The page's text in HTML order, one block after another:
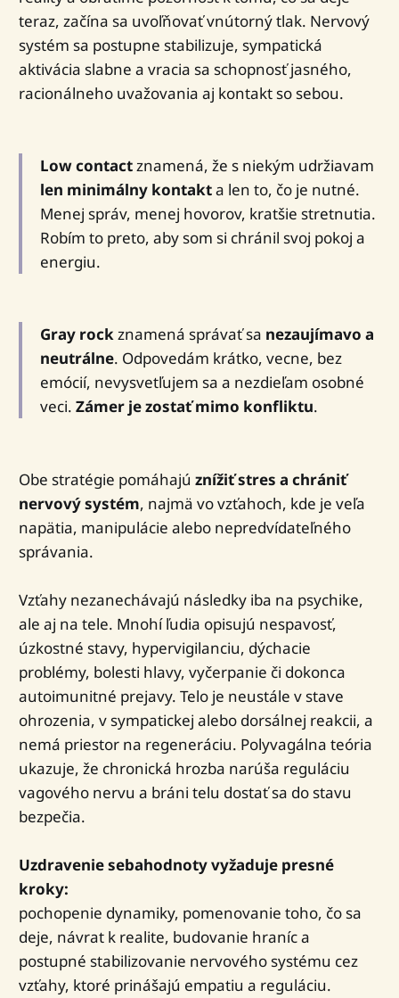
teraz, začína sa uvoľňovať vnútorný tlak. Nervový
systém sa postupne stabilizuje, sympatická
aktivácia slabne a vracia sa schopnosť jasného,
racionálneho uvažovania aj kontakt so sebou.
Low contactznamená, že s niekým udržiavam
len minimálny kontakta len to, čo je nutné.
Menej správ, menej hovorov, kratšie stretnutia.
Robím to preto, aby som si chránil svoj pokoj a
energiu.
Gray rockznamená správať sa nezaujímavo a
neutrálne. Odpovedám krátko, vecne, bez
emócií, nevysvetľujem sa a nezdieľam osobné
veci. Zámer je zostať mimo konfliktu.
Obe stratégie pomáhajú znížiť stres a chrániť
nervový systém, najmä vo vzťahoch, kde je veľa
napätia, manipulácie alebo nepredvídateľného
správania.
Vzťahy nezanechávajú následky iba na psychike,
ale aj na tele. Mnohí ľudia opisujú nespavosť,
úzkostné stavy, hypervigilanciu, dýchacie
problémy, bolesti hlavy, vyčerpanie či dokonca
autoimunitné prejavy. Telo je neustále v stave
ohrozenia, v sympatickej alebo dorsálnej reakcii, a
nemá priestor na regeneráciu. Polyvagálna teória
ukazuje, že chronická hrozba narúša reguláciu
vagového nervu a bráni telu dostať sa do stavu
bezpečia.
Uzdravenie sebahodnoty vyžaduje presné
kroky:
pochopenie dynamiky, pomenovanie toho, čo sa
deje, návrat k realite, budovanie hraníc a
postupné stabilizovanie nervového systému cez
vzťahy, ktoré prinášajú empatiu a reguláciu.